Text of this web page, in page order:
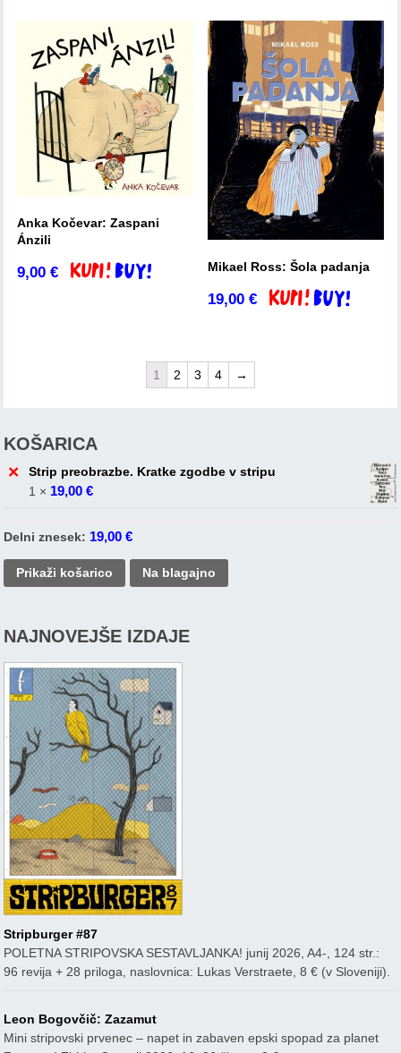
Anka Kočevar: Zaspani
Ánzili
9,00€ Dodaj v košarico Mikael Ross: Šola padanja
19,00€ Dodaj v košarico
1 2 3 4 →
KOŠARICA
×
Strip preobrazbe. Kratke zgodbe v stripu
1 × 19,00€
Delni znesek: 19,00€
Prikaži košarico Na blagajno
NAJNOVEJŠE IZDAJE
Stripburger #87
POLETNA STRIPOVSKA SESTAVLJANKA! junij 2026, A4-, 124 str.:
96 revija + 28 priloga, naslovnica: Lukas Verstraete, 8 € (v Sloveniji).
Leon Bogovčič: Zazamut
Mini stripovski prvenec – napet in zabaven epski spopad za planet